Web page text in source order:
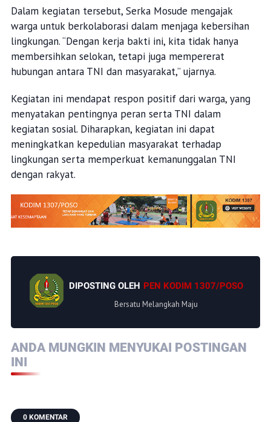
Dalam kegiatan tersebut, Serka Mosude mengajak
warga untuk berkolaborasi dalam menjaga kebersihan
lingkungan. “Dengan kerja bakti ini, kita tidak hanya
membersihkan selokan, tetapi juga mempererat
hubungan antara TNI dan masyarakat,” ujarnya.
Kegiatan ini mendapat respon positif dari warga, yang
menyatakan pentingnya peran serta TNI dalam
kegiatan sosial. Diharapkan, kegiatan ini dapat
meningkatkan kepedulian masyarakat terhadap
lingkungan serta memperkuat kemanunggalan TNI
dengan rakyat.
DIPOSTING OLEH PEN KODIM 1307/POSO
Bersatu Melangkah Maju
ANDA MUNGKIN MENYUKAI POSTINGAN
INI
0 KOMENTAR